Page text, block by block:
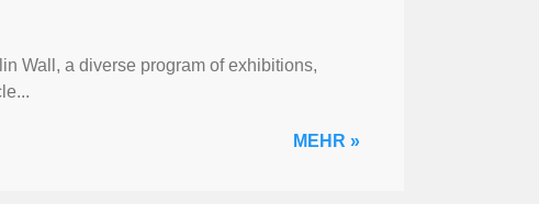
Wall, a diverse program of exhibitions,
MEHR »